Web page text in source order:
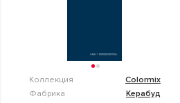
Коллекция
Colormix
Фабрика
Керабуд